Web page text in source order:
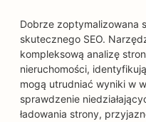
Dobrze zoptymalizowana
skutecznego SEO.
kompleksową analizę
nieruchomości,
mogą utrudniać wyniki w
sprawdzenie
ładowania strony,